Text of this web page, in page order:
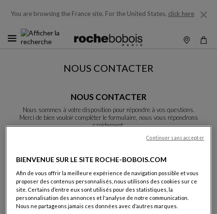
You are browsing the France site. For the United States, click here
NOUS CONTACTER
NOUS CONTACTER
Nous sommes à votre disposition pour répondre à vos questions.
Merci de bien vouloir complèter le formulaire, nous vous répondrons
rapidement.
Prénom:
BIENVENUE SUR LE SITE ROCHE-BOBOIS.COM
Afin de vous offrir la meilleure expérience de navigation possible et vous
proposer des contenus personnalisés, nous utilisons des cookies sur ce
site. Certains d’entre eux sont utilisés pour des statistiques, la
personnalisation des annonces et l'analyse de notre communication.
Nous ne partageons jamais ces données avec d’autres marques.
Continuer sans accepter